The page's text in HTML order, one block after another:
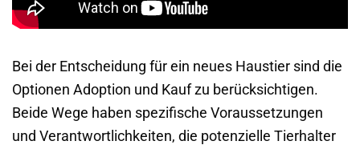
Bei der Entscheidung für ein neues Haustier sind die
Optionen Adoption und Kauf zu berücksichtigen.
Beide Wege haben spezifische Voraussetzungen
und Verantwortlichkeiten, die potenzielle Tierhalter